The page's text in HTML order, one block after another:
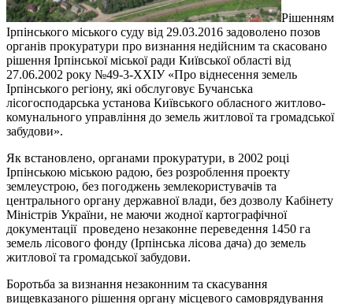
Рішенням
Ірпінського міського суду від 29.03.2016 задоволено позов
органів прокуратури про визнання недійсним та скасовано
рішення Ірпінської міської ради Київської області від
27.06.2002 року №49-3-ХХІУ «Про віднесення земель
Ірпінського регіону, які обслуговує Бучанська
лісогосподарська установа Київського обласного житлово-
комунального управління до земель житлової та громадської
забудови».
Як встановлено, органами прокуратури, в 2002 році
Ірпінською міською радою, без розроблення проекту
землеустрою, без погоджень землекористувачів та
центрального органу державної влади, без дозволу Кабінету
Міністрів України, не маючи жодної картографічної
документації проведено незаконне переведення 1450 га
земель лісового фонду (Ірпінська лісова дача) до земель
житлової та громадської забудови.
Боротьба за визнання незаконним та скасування
вищевказаного рішення органу місцевого самоврядування